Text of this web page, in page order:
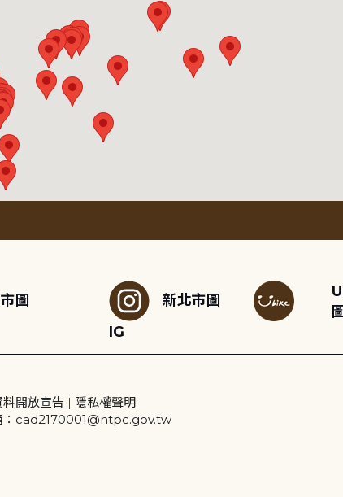
圖
新北市圖
IG
圖
開放宣告 | 隱私權聲明
：cad2170001@ntpc.gov.tw